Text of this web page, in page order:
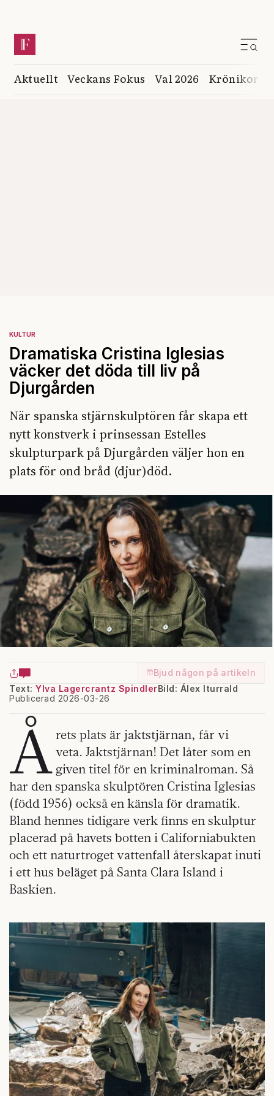
Aktuellt Veckans Fokus Val 2026 Krönikor
KULTUR
Dramatiska Cristina Iglesias
väcker det döda till liv på
Djurgården
När spanska stjärnskulptören får skapa ett
nytt konstverk i prinsessan Estelles
skulpturpark på Djurgården väljer hon en
plats för ond bråd (djur)död.
Bjud någon på artikeln
Text: Ylva Lagercrantz Spindler
Publicerad 2026-03-26
Bild: Álex Iturrald
Å rets plats är jaktstjärnan, får vi
veta. Jaktstjärnan! Det låter som en
given titel för en kriminalroman. Så
har den spanska skulptören Cristina Iglesias
(född 1956) också en känsla för dramatik.
Bland hennes tidigare verk finns en skulptur
placerad på havets botten i Californiabukten
och ett naturtroget vattenfall återskapat inuti
i ett hus beläget på Santa Clara Island i
Baskien.